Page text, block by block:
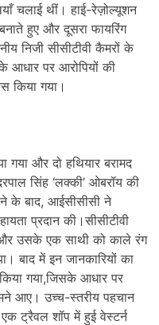
चलाई थीं। हाई-रेज़ोल्यूशन
हुए और दूसरा फायरिंग
निजी सीसीटीवी कैमरों के
आधार पर आरोपियों की
किया गया।
गया और दो हथियार बरामद
सिंह ‘लक्की’ ओबरॉय की
के बाद, आईसीसीसी ने
प्रदान की।सीसीटीवी
उसके एक साथी को काले रंग
बाद में इन जानकारियों का
गया,जिसके आधार पर
आए। उच्च-स्तरीय पहचान
एक ट्रैवल शॉप में हुई वेस्टर्न